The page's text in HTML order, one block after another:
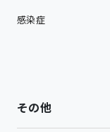
感染症
その他